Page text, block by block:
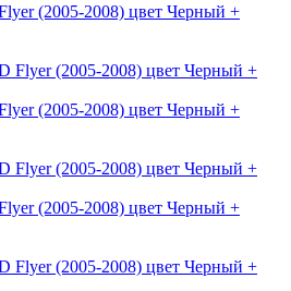
(2005-2008) цвет Черный +
(2005-2008) цвет Черный +
(2005-2008) цвет Черный +